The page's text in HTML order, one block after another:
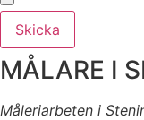
Skicka
MÅLARE I
Måleriarbeten i